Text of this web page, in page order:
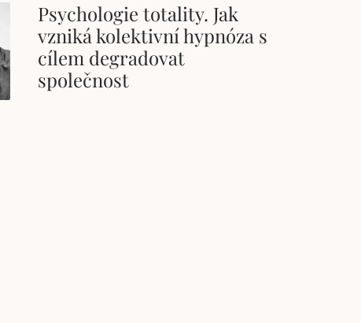
Psychologie totality. Jak
vzniká kolektivní hypnóza s
cílem degradovat
společnost